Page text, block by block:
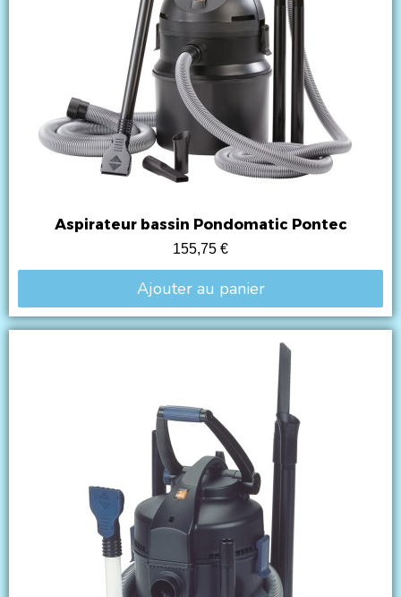
Aspirateur bassin Pondomatic Pontec
155,75 €
Ajouter au panier